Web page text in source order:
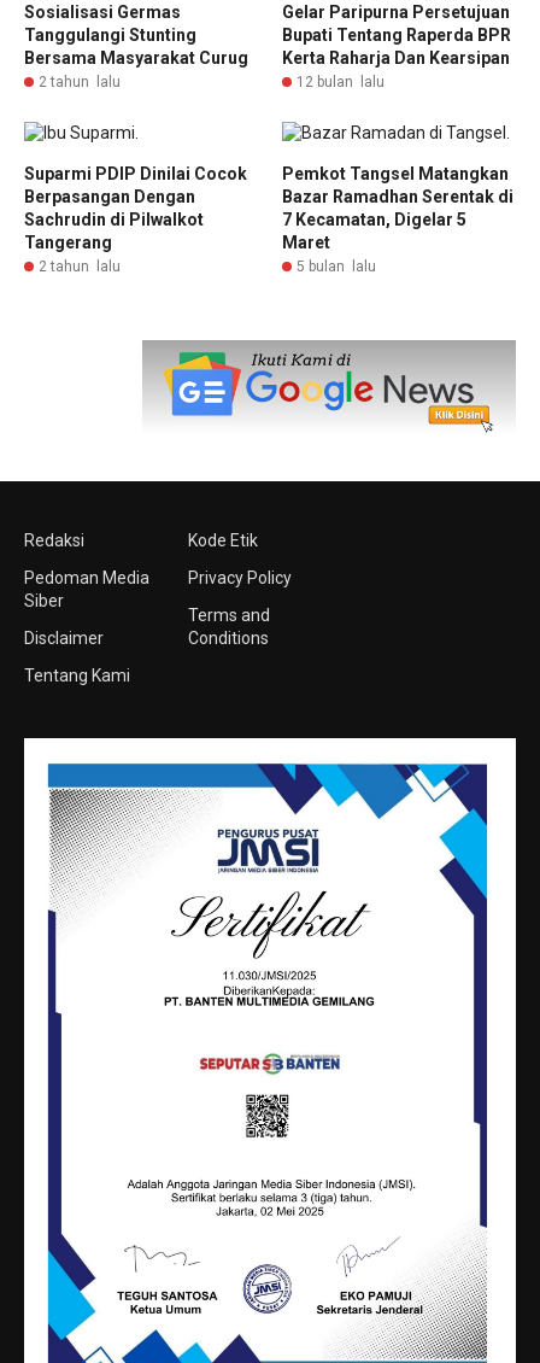
Sosialisasi Germas
Tanggulangi Stunting
Bersama Masyarakat Curug
2 tahun lalu
Gelar Paripurna Persetujuan
Bupati Tentang Raperda BPR
Kerta Raharja Dan Kearsipan
12 bulan lalu
Suparmi PDIP Dinilai Cocok
Berpasangan Dengan
Sachrudin di Pilwalkot
Tangerang
2 tahun lalu
Pemkot Tangsel Matangkan
Bazar Ramadhan Serentak di
7 Kecamatan, Digelar 5
Maret
5 bulan lalu
Redaksi
Pedoman Media
Siber
Disclaimer
Tentang Kami
Kode Etik
Privacy Policy
Terms and
Conditions